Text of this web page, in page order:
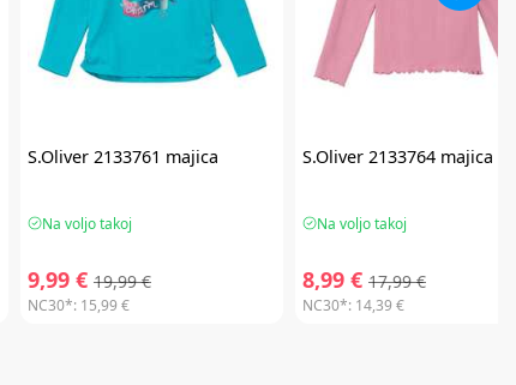
S.Oliver2133761 majica
Na voljo takoj
9,99 € 19,99 €
NC30*: 15,99 €
S.Oliver 2133764 majica
Na voljo takoj
8,99 € 17,99 €
NC30*: 14,39 €